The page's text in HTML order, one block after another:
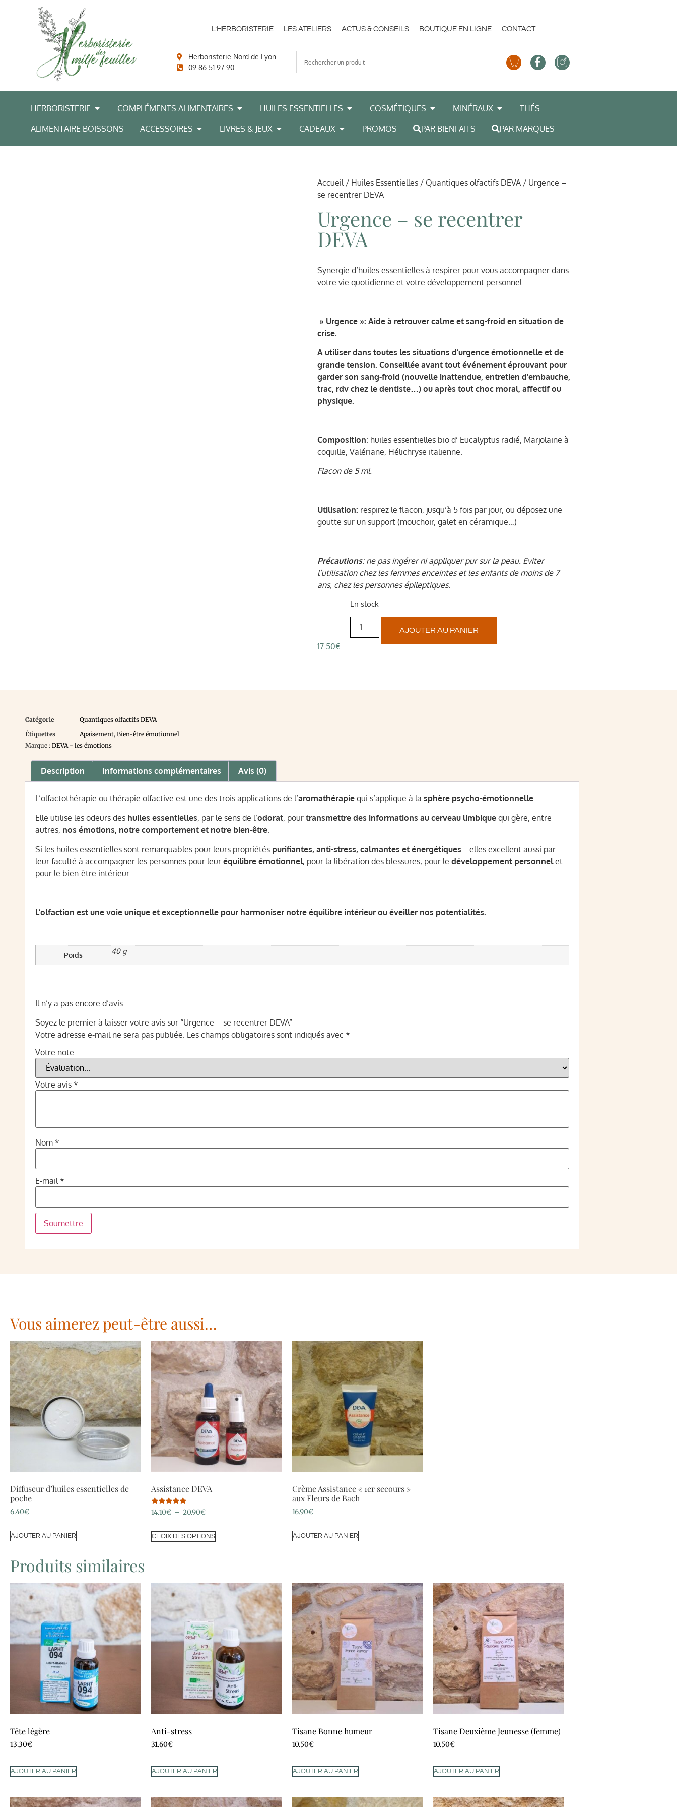
L’HERBORISTERIE LES ATELIERS ACTUS & CONSEILS BOUTIQUE EN LIGNE CONTACT
Herboristerie Nord de Lyon
09 86 51 97 90
HERBORISTERIE COMPLÉMENTS ALIMENTAIRES HUILES ESSENTIELLES COSMÉTIQUES MINÉRAUX
THÉS
ALIMENTAIRE BOISSONS
ACCESSOIRES LIVRES & JEUX CADEAUX PROMOS PAR BIENFAITS PAR MARQUES
Accueil/ Huiles Essentielles / Quantiques olfactifs DEVA / Urgence –
se recentrer DEVA
Urgence – se recentrer
DEVA
Synergie d’huiles essentielles à respirer pour vous accompagner dans
votre vie quotidienne et votre développement personnel.
» Urgence »: Aide à retrouver calme et sang-froid en situation de
crise.
A utiliser dans toutes les situations d’urgence émotionnelle et de
grande tension. Conseillée avant tout événement éprouvant pour
garder son sang-froid (nouvelle inattendue, entretien d’embauche,
trac, rdv chez le dentiste…) ou après tout choc moral, affectif ou
physique.
Composition: huiles essentielles bio d’ Eucalyptus radié, Marjolaine à
coquille, Valériane, Hélichryse italienne.
Flacon de 5 ml.
Utilisation: respirez le flacon, jusqu’à 5 fois par jour, ou déposez une
goutte sur un support (mouchoir, galet en céramique…)
Précautions: ne pas ingérer ni appliquer pur sur la peau. Eviter
l’utilisation chez les femmes enceintes et les enfants de moins de 7
ans, chez les personnes épileptiques.
17.50€
En stock
AJOUTER AU PANIER
Catégorie
Quantiques olfactifs DEVA
Étiquettes
Apaisement, Bien-être émotionnel
Marque : DEVA - les émotions
Description Informations complémentaires Avis (0)
L’olfactothérapie ou thérapie olfactive est une des trois applications de l’aromathérapie qui s’applique à la sphère psycho-émotionnelle.
Elle utilise les odeurs des huiles essentielles, par le sens de l’odorat, pour transmettre des informations au cerveau limbique qui gère, entre
autres, nos émotions, notre comportement et notre bien-être
Si les huiles essentielles sont remarquables pour leurs propriétés purifiantes, anti-stress, calmantes et énergétiques… elles excellent aussi par
leur faculté à accompagner les personnes pour leur équilibre émotionnel, pour la libération des blessures, pour le développement personnelet
pour le bien-être intérieur.
L’olfaction est une voie unique et exceptionnelle pour harmoniser notre équilibre intérieur ou éveiller nos potentialités.
Poids 40 g
Il n’y a pas encore d’avis.
Soyez le premier à laisser votre avis sur “Urgence – se recentrer DEVA”
Votre adresse e-mail ne sera pas publiée. Les champs obligatoires sont indiqués avec *
Votre note
Votre avis *
Nom *
E-mail*
Vous aimerez peut-être aussi…
Diffuseur d’huiles essentielles de
poche
6.40€
AJOUTER AU PANIER
Assistance DEVA
Note
14.10€ – 20.90€
CHOIX DES OPTIONS
Crème Assistance « 1er secours »
aux Fleurs de Bach
16.90€
AJOUTER AU PANIER
Produits similaires
Tête légère
13.30€
AJOUTER AU PANIER
Anti-stress
31.60€
AJOUTER AU PANIER
Tisane Bonne humeur
10.50€
AJOUTER AU PANIER
Tisane Deuxième Jeunesse (femme)
10.50€
AJOUTER AU PANIER